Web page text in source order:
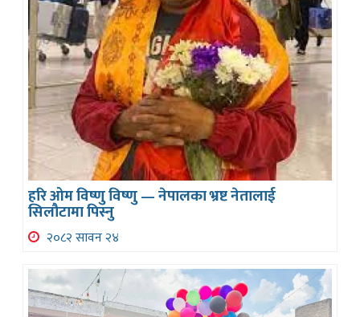
हरि ओम विष्णु विष्णु — नेपालका भ्रष्ट नेतालाई
सिलौटामा पिस्नु
२०८२ सावन २४